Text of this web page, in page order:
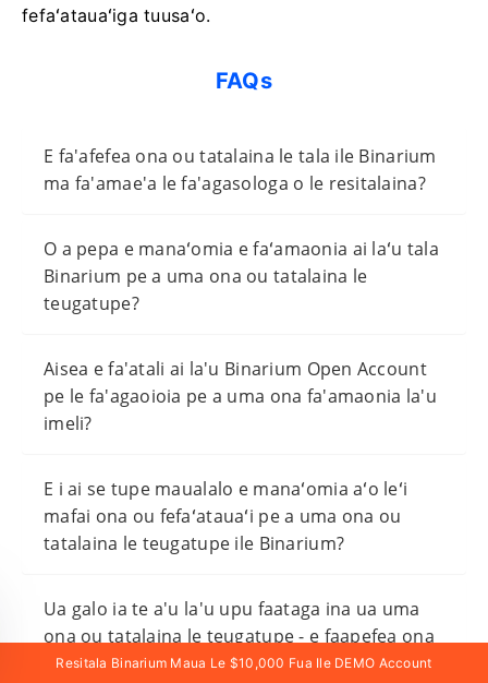
fefaʻatauaʻiga tuusaʻo.
FAQs
E fa'afefea ona ou tatalaina le tala ile Binarium
ma fa'amae'a le fa'agasologa o le resitalaina?
O a pepa e manaʻomia e faʻamaonia ai laʻu tala
Binarium pe a uma ona ou tatalaina le
teugatupe?
Aisea e fa'atali ai la'u Binarium Open Account
pe le fa'agaoioia pe a uma ona fa'amaonia la'u
imeli?
E i ai se tupe maualalo e manaʻomia aʻo leʻi
mafai ona ou fefaʻatauaʻi pe a uma ona ou
tatalaina le teugatupe ile Binarium?
Ua galo ia te a'u la'u upu faataga ina ua uma
ona ou tatalaina le teugatupe - e faapefea ona
ou toe maua mai ma le saogalemu?
Resitala Binarium Maua Le $10,000 Fua Ile DEMO Account